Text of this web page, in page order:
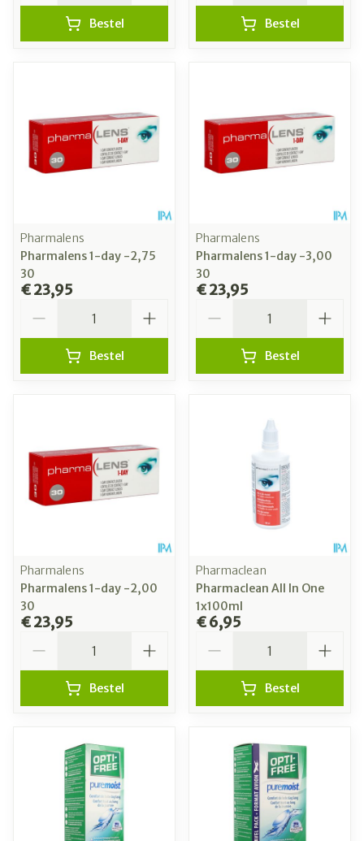
Bestel Bestel
Pharmalens
Pharmalens 1-day -2,75
30
€ 23,95
Bestel
Pharmalens
Pharmalens 1-day -3,00
30
€ 23,95
Bestel
Pharmalens
Pharmalens 1-day -2,00
30
€ 23,95
Bestel
Pharmaclean
Pharmaclean All In One
1x100ml
€ 6,95
Bestel